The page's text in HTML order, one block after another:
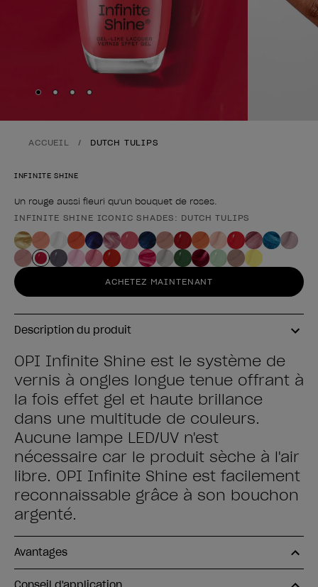
Skip to slide
Skip to slide
Skip to slide
Skip to slide
ACCUEIL DUTCH TULIPS
INFINITE SHINE
Un rouge aussi fleuri qu'un bouquet de roses.
Forme du produit
INFINITE SHINE ICONIC SHADES: DUTCH TULIPS
ACHETEZ MAINTENANT
Description du produit
OPI Infinite Shine est le système de
vernis à ongles longue tenue offrant à
la fois effet gel et haute brillance
dans une multitude de couleurs.
Aucune lampe LED/UV n'est
nécessaire car le produit sèche à l'air
libre. OPI Infinite Shine est facilement
reconnaissable grâce à son bouchon
argenté.
Avantages